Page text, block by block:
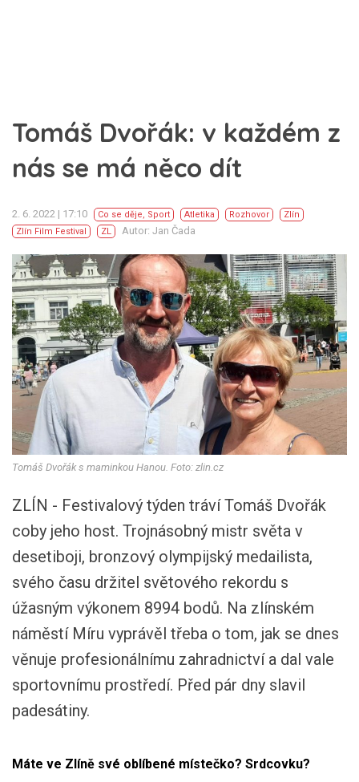
Tomáš Dvořák: v každém z
nás se má něco dít
2. 6. 2022 | 17:10 Co se děje, Sport Atletika Rozhovor
Zlín
Zlín Film Festival
ZL Autor: Jan Čada
Tomáš Dvořák s maminkou Hanou. Foto: zlin.cz
ZLÍN - Festivalový týden tráví Tomáš Dvořák
coby jeho host. Trojnásobný mistr světa v
desetiboji, bronzový olympijský medailista,
svého času držitel světového rekordu s
úžasným výkonem 8994 bodů. Na zlínském
náměstí Míru vyprávěl třeba o tom, jak se dnes
věnuje profesionálnímu zahradnictví a dal vale
sportovnímu prostředí. Před pár dny slavil
padesátiny.
Máte ve Zlíně své oblíbené místečko? Srdcovku?